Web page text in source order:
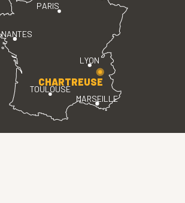
PARIS
LYON
TOULOUSE
MARSEILLE
NANTES
CHARTREUSE